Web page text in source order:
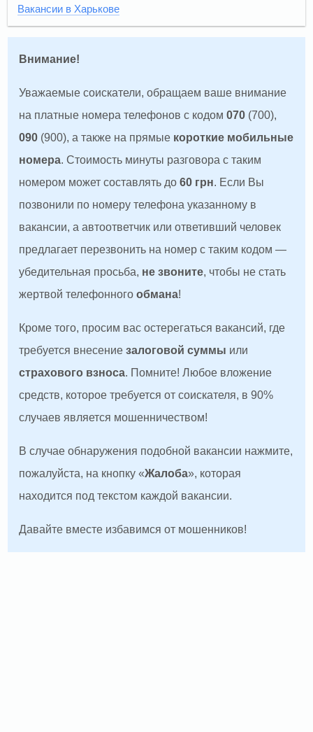
Вакансии в Харькове
Внимание!
Уважаемые соискатели, обращаем ваше внимание
на платные номера телефонов с кодом070 (700),
090 (900), а также на прямые короткие мобильные
номера. Стоимость минуты разговора с таким
номером может составлять до60 грн. Если Вы
позвонили по номеру телефона указанному в
вакансии, а автоответчик или ответивший человек
предлагает перезвонить на номер с таким кодом —
убедительная просьба, не звоните, чтобы не стать
жертвой телефонногообмана!
Кроме того, просим вас остерегаться вакансий, где
требуется внесениезалоговой суммы или
страхового взноса. Помните! Любое вложение
средств, которое требуется от соискателя, в 90%
случаев является мошенничеством!
В случае обнаружения подобной вакансии нажмите,
пожалуйста, на кнопку «Жалоба», которая
находится под текстом каждой вакансии.
Давайте вместе избавимся от мошенников!